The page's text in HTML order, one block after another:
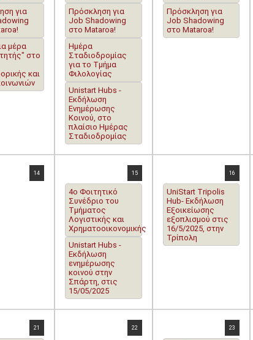
για
μέρα
στο
και
Πρόσκληση για
Job Shadowing
στο Mataroa!
Ημέρα
Σταδιοδρομίας
για το Τμήμα
Φιλολογίας
Unistart Hubs -
Εκδήλωση
Ενημέρωσης
Κοινού, στο
πλαίσιο Ημέρας
Σταδιοδρομίας
Πρόσκληση για
Job Shadowing
στο Mataroa!
14 15
4ο Φοιτητικό
Συνέδριο του
Τμήματος
Λογιστικής και
Χρηματοοικονομικής
Unistart Hubs -
Eκδήλωση
ενημέρωσης
κοινού στην
Σπάρτη, στις
15/05/2025
16
UniStart Tripolis
Hub- Εκδήλωση
Εξοικείωσης
εξοπλισμού στις
16/5/2025, στην
Τρίπολη
21 22 23